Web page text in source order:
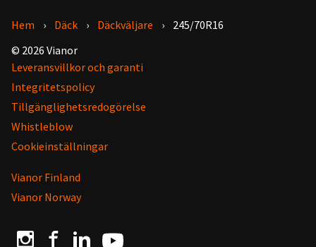
Hem Däck Däckväljare
245/70R16
© 2026 Vianor
Leveransvillkor och garanti
Integritetspolicy
Tillgänglighetsredogörelse
Whistleblow
Cookieinställningar
Vianor Finland
Vianor Norway